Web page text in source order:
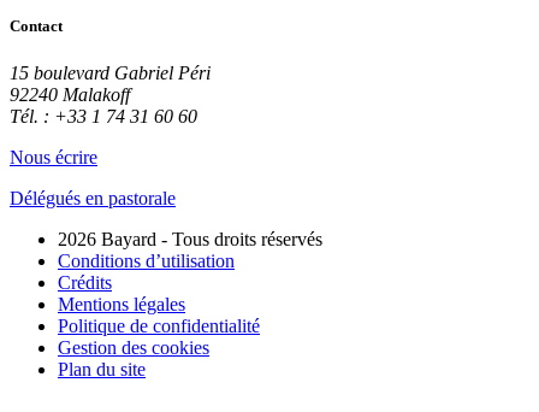
Contact
15 boulevard Gabriel Péri
92240 Malakoff
Tél. : +33 1 74 31 60 60
Nous écrire
Délégués en pastorale
2026 Bayard - Tous droits réservés
Conditions d’utilisation
Crédits
Mentions légales
Politique de confidentialité
Gestion des cookies
Plan du site